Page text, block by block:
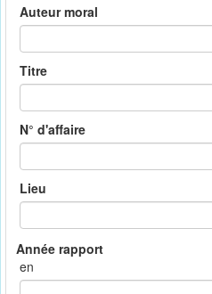
Auteur moral
Titre
N° d'affaire
Lieu
en